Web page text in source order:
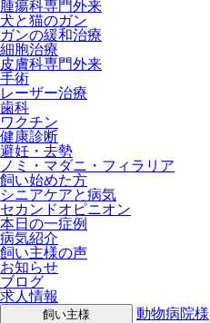
腫瘍科専門外来
犬と猫のガン
ガンの緩和治療
細胞治療
皮膚科専門外来
手術
レーザー治療
歯科
ワクチン
健康診断
避妊・去勢
ノミ・マダニ・フィラリア
飼い始めた方
シニアケアと病気
セカンドオピニオン
本日の一症例
病気紹介
飼い主様の声
お知らせ
ブログ
求人情報
飼い主様
動物病院様